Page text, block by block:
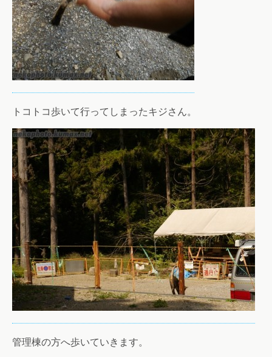
トコトコ歩いて行ってしまったキジさん。
管理棟の方へ歩いていきます。